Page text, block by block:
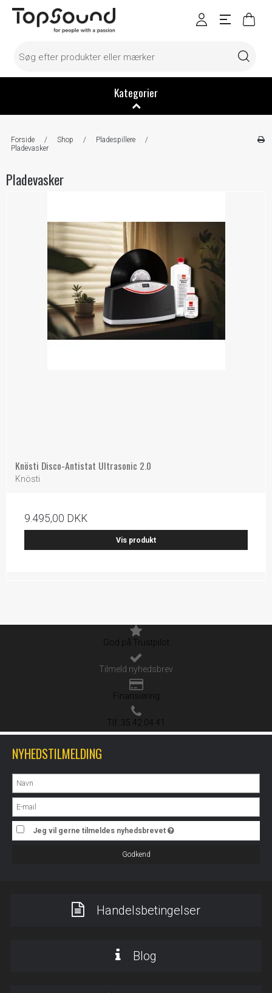
Kategorier
Forside / Shop / Pladespillere
/
Pladevasker
Pladevasker
Knösti Disco-Antistat Ultrasonic 2.0
Knösti
9.495,00 DKK
Vis produkt
God på Trustpilot
Tilmeld nyhedsbrev
Finansiering
Tlf. 35 42 04 41
NYHEDSTILMELDING
Jeg vil gerne tilmeldes nyhedsbrevet
Godkend
Handelsbetingelser
Blog